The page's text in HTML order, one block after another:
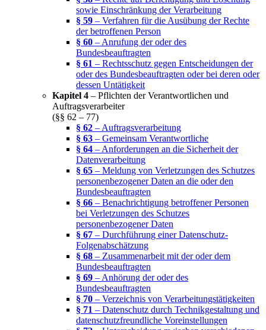
sowie Einschränkung der Verarbeitung
§ 59 – Verfahren für die Ausübung der Rechte
der betroffenen Person
§ 60 – Anrufung der oder des
Bundesbeauftragten
§ 61 – Rechtsschutz gegen Entscheidungen der
oder des Bundesbeauftragten oder bei deren oder
dessen Untätigkeit
Kapitel 4 – Pflichten der Verantwortlichen und
Auftragsverarbeiter
(§§ 62 – 77)
§ 62 – Auftragsverarbeitung
§ 63 – Gemeinsam Verantwortliche
§ 64 – Anforderungen an die Sicherheit der
Datenverarbeitung
§ 65 – Meldung von Verletzungen des Schutzes
personenbezogener Daten an die oder den
Bundesbeauftragten
§ 66 – Benachrichtigung betroffener Personen
bei Verletzungen des Schutzes
personenbezogener Daten
§ 67 – Durchführung einer Datenschutz-
Folgenabschätzung
§ 68 – Zusammenarbeit mit der oder dem
Bundesbeauftragten
§ 69 – Anhörung der oder des
Bundesbeauftragten
§ 70 – Verzeichnis von Verarbeitungstätigkeiten
§ 71 – Datenschutz durch Technikgestaltung und
datenschutzfreundliche Voreinstellungen